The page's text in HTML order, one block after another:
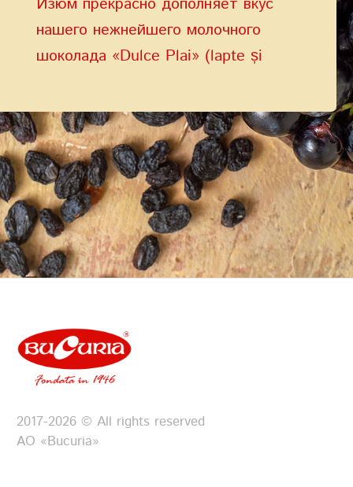
нашего нежнейшего молочного
шоколада «Dulce Plai» (lapte și
гармонизирует с какао порошком в
производстве драже.
Процесс спиртования помогает
сохранить ягоды винограда на
длительное время, сохраняя вкус и
аромат этого сладкого дара природы.
Это позволило нам разработать
которых как произведение искусства,
воплощает в себе весь вкус и
2017-2026 © All rights reserved
АО «Bucuria»